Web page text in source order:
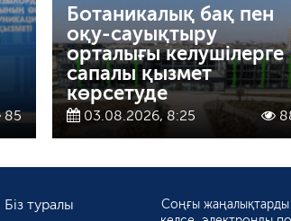
85
Ботаникалық бақ пен
оқу-сауықтыру
орталығы келушілерге
сапалы қызмет
көрсетуде
03.08.2026, 8:25
Біз туралы
Соңғы